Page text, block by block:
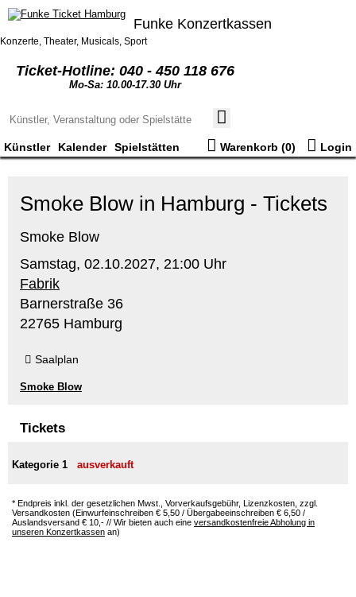
Funke Konzertkassen
Konzerte, Theater, Musicals, Sport
Ticket-Hotline: 040 - 450 118 676
Mo-Sa: 10.00-17.30 Uhr
Künstler Kalender Spielstätten Warenkorb (0) Login
Smoke Blow in Hamburg - Tickets
Smoke Blow
Samstag, 02.10.2027, 21:00 Uhr
Fabrik
Barnerstraße 36
22765 Hamburg
Saalplan
Smoke Blow
Tickets
Kategorie 1 ausverkauft
* Endpreis inkl. der gesetzlichen Mwst., Vorverkaufsgebühr, Lizenzkosten, zzgl.
Versandkosten (Einwurfeinschreiben € 5,50 / Übergabeeinschreiben € 6,50 /
Auslandsversand € 10,- // Wir bieten auch eine versandkostenfreie Abholung in
unseren Konzertkassen an)